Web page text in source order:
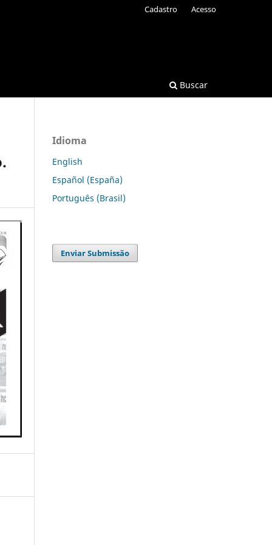
Buscar
Cadastro Acesso
Idioma
English
Español (España)
Português (Brasil)
Enviar Submissão